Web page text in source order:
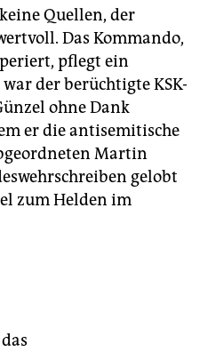
Quellen, der
Das Kommando,
pflegt ein
der berüchtigte KSK-
ohne Dank
er die antisemitische
Martin
gelobt
zum Helden im